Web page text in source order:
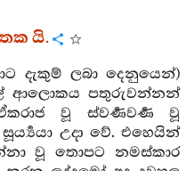
යි.
දැකුම් ලබා දෙනුයෙන්)
ආලොකය පතුරුවන්නන්
වූ ස්වර්‍ණවර්‍ණ වූ
උදා වේ. එහෙයින්
වූ තොපට නමස්කාර